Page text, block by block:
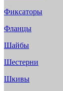
Фиксаторы
Фланцы
Шайбы
Шестерни
Шкивы